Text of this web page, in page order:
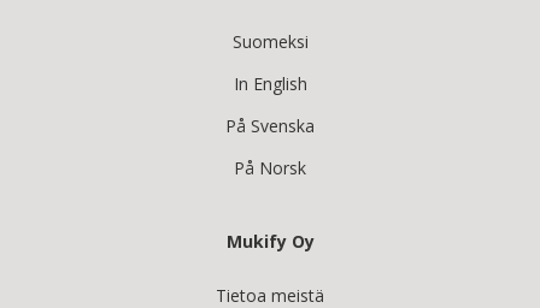
Suomeksi
In English
På Svenska
På Norsk
Mukify Oy
Tietoa meistä